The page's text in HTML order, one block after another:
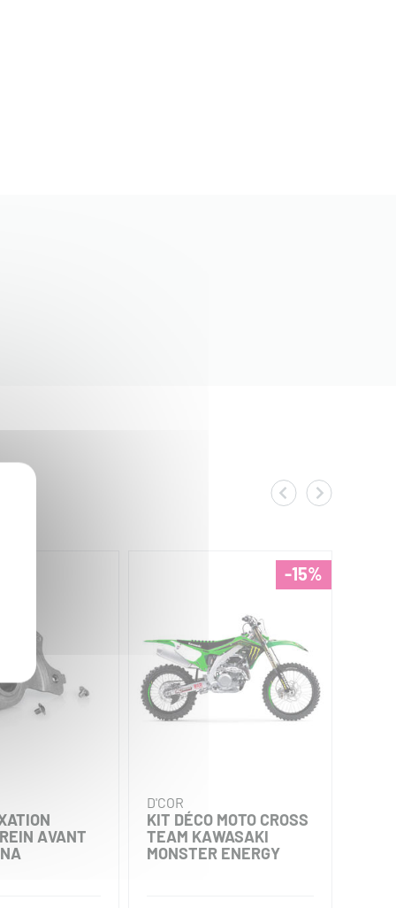
AVANT
-15%
D'COR
KIT DÉCO MOTO CROSS
TEAM KAWASAKI
MONSTER ENERGY